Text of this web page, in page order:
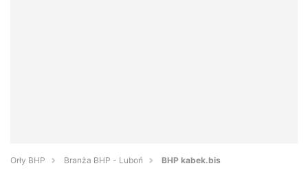
Orły BHP Branża BHP - Luboń BHP kabek.bis